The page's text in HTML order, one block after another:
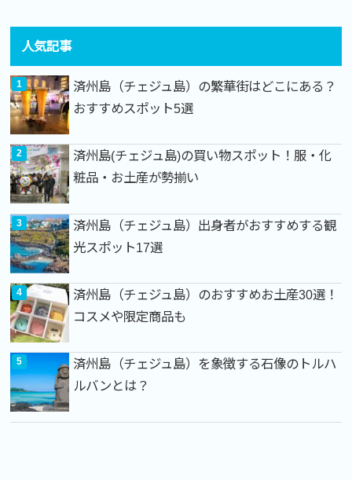
人気記事
済州島（チェジュ島）の繁華街はどこにある？
おすすめスポット5選
済州島(チェジュ島)の買い物スポット！服・化
粧品・お土産が勢揃い
済州島（チェジュ島）出身者がおすすめする観
光スポット17選
済州島（チェジュ島）のおすすめお土産30選！
コスメや限定商品も
済州島（チェジュ島）を象徴する石像のトルハ
ルバンとは？